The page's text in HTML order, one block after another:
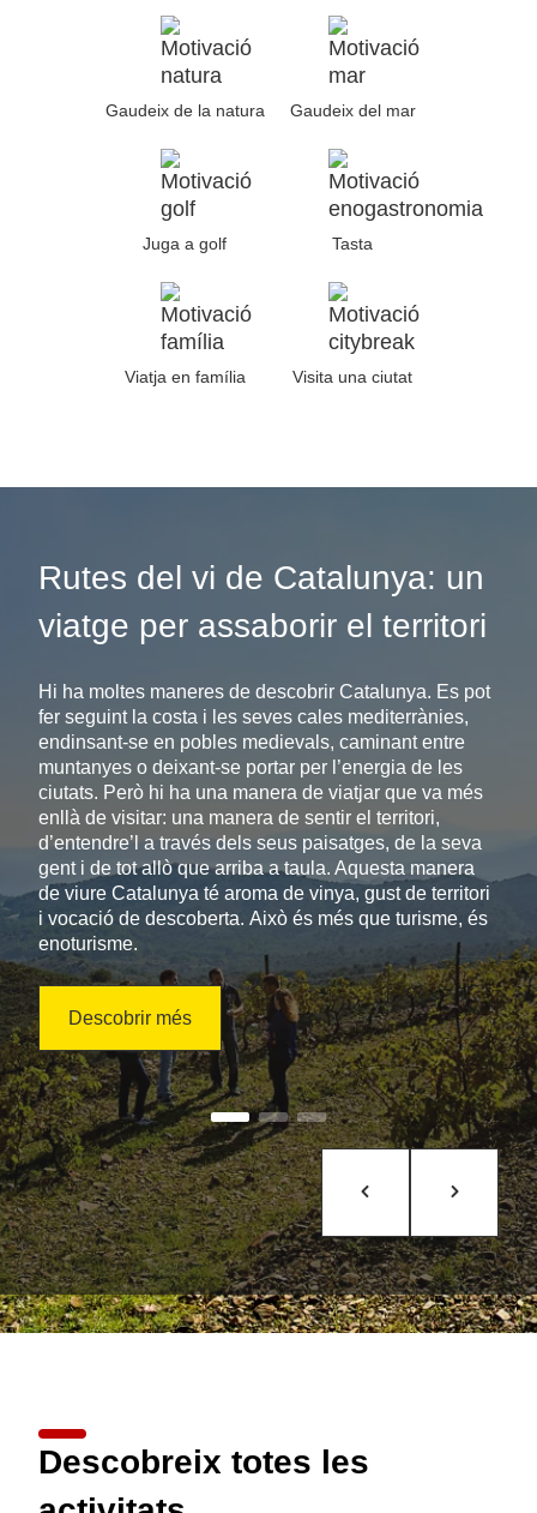
Gaudeix de la natura Gaudeix del mar
Juga a golf Tasta
Viatja en família Visita una ciutat
Rutes del vi de Catalunya: un
viatge per assaborir el territori
Hi ha moltes maneres de descobrir Catalunya. Es pot
fer seguint la costa i les seves cales mediterrànies,
endinsant-se en pobles medievals, caminant entre
muntanyes o deixant-se portar per l’energia de les
ciutats. Però hi ha una manera de viatjar que va més
enllà de visitar: una manera de sentir el territori,
d’entendre’l a través dels seus paisatges, de la seva
gent i de tot allò que arriba a taula. Aquesta manera
de viure Catalunya té aroma de vinya, gust de territori
i vocació de descoberta. Això és més que turisme, és
enoturisme.
Descobrir més
Descobreix totes les